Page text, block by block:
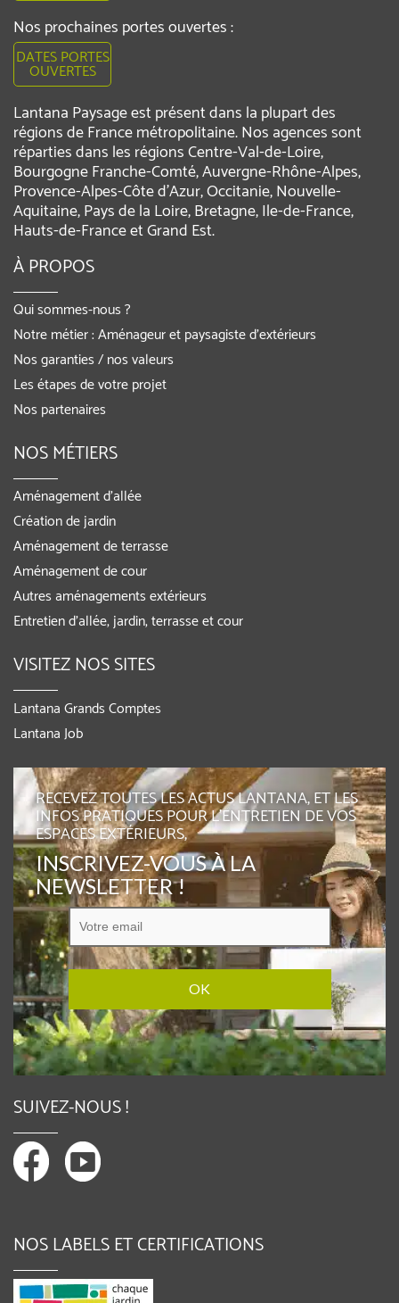
Nos prochaines portes ouvertes :
DATES PORTES
OUVERTES
Lantana Paysage est présent dans la plupart des
régions de France métropolitaine. Nos agences sont
réparties dans les régions Centre-Val-de-Loire,
Bourgogne Franche-Comté, Auvergne-Rhône-Alpes,
Provence-Alpes-Côte d'Azur, Occitanie, Nouvelle-
Aquitaine, Pays de la Loire, Bretagne, Ile-de-France,
Hauts-de-France et Grand Est.
À PROPOS
Qui sommes-nous ?
Notre métier : Aménageur et paysagiste d’extérieurs
Nos garanties / nos valeurs
Les étapes de votre projet
Nos partenaires
NOS MÉTIERS
Aménagement d’allée
Création de jardin
Aménagement de terrasse
Aménagement de cour
Autres aménagements extérieurs
Entretien d’allée, jardin, terrasse et cour
VISITEZ NOS SITES
Lantana Grands Comptes
Lantana Job
RECEVEZ TOUTES LES ACTUS LANTANA, ET LES
INFOS PRATIQUES POUR L'ENTRETIEN DE VOS
ESPACES EXTÉRIEURS,
INSCRIVEZ-VOUS À LA
NEWSLETTER !
SUIVEZ-NOUS !
NOS LABELS ET CERTIFICATIONS